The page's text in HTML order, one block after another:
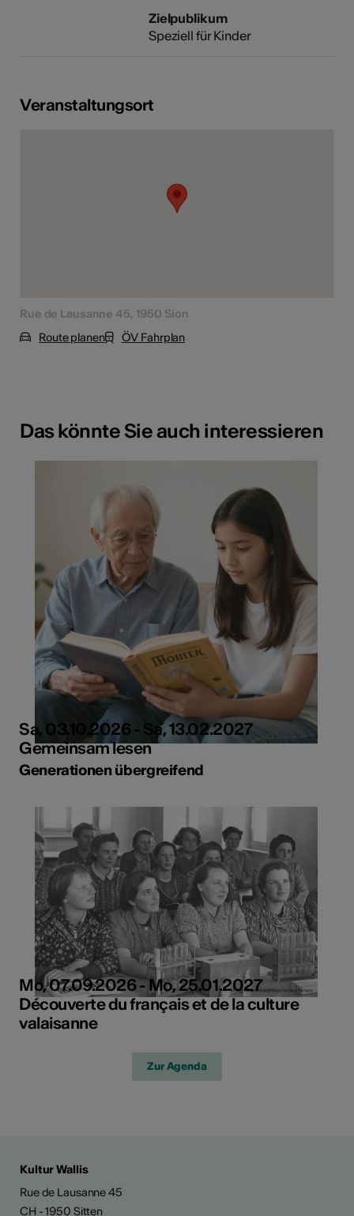
Zielpublikum
Speziell für Kinder
Veranstaltungsort
Rue de Lausanne 45, 1950 Sion
Route planen
ÖV Fahrplan
Das könnte Sie auch interessieren
Sa, 03.10.2026 - Sa, 13.02.2027
Gemeinsam lesen
Generationen übergreifend
Mo, 07.09.2026 - Mo, 25.01.2027
Découverte du français et de la culture
valaisanne
Zur Agenda
Kultur Wallis
Rue de Lausanne 45
CH - 1950 Sitten